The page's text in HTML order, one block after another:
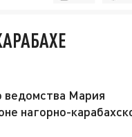
ведомства Мария
нагорно-